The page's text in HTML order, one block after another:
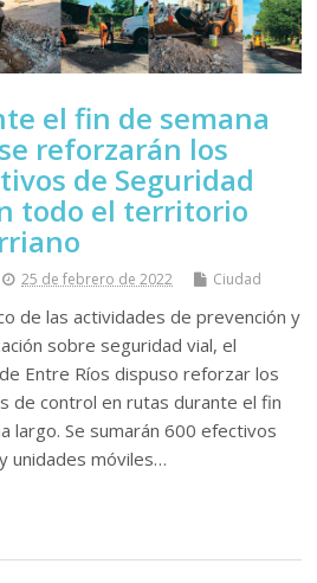
el fin de semana
reforzarán los
de Seguridad
todo el territorio
25 de febrero de 2022 Ciudad
de las actividades de prevención y
sobre seguridad vial, el
Entre Ríos dispuso reforzar los
de control en rutas durante el fin
largo. Se sumarán 600 efectivos
unidades móviles…